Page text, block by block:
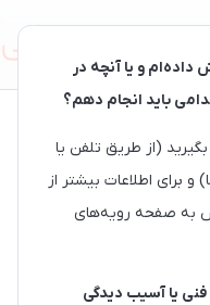
داده‌‏ام و یا آنچه در
باید انجام دهم؟
(از طریق تلفن یا
برای اطلاعات بیشتر از
به صفحه رویه‌های
فنی یا آسیب دیدگی